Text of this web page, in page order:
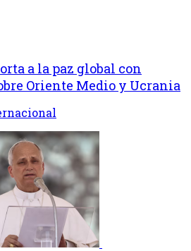
a la paz global con
Oriente Medio y Ucrania